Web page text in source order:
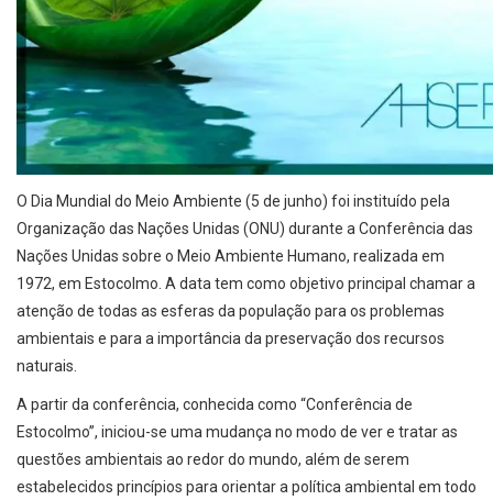
O Dia Mundial do Meio Ambiente (5 de junho) foi instituído pela
Organização das Nações Unidas (ONU) durante a Conferência das
Nações Unidas sobre o Meio Ambiente Humano, realizada em
1972, em Estocolmo. A data tem como objetivo principal chamar a
atenção de todas as esferas da população para os problemas
ambientais e para a importância da preservação dos recursos
naturais.
A partir da conferência, conhecida como “Conferência de
Estocolmo”, iniciou-se uma mudança no modo de ver e tratar as
questões ambientais ao redor do mundo, além de serem
estabelecidos princípios para orientar a política ambiental em todo